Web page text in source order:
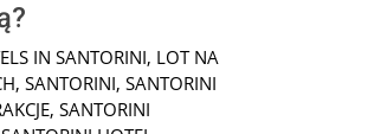
IN SANTORINI, LOT NA
, SANTORINI, SANTORINI
, SANTORINI